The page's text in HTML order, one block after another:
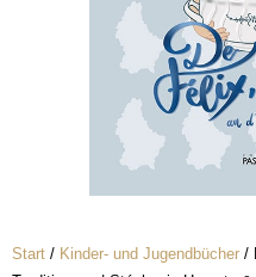
Start / Kinder- und Jugendbücher /